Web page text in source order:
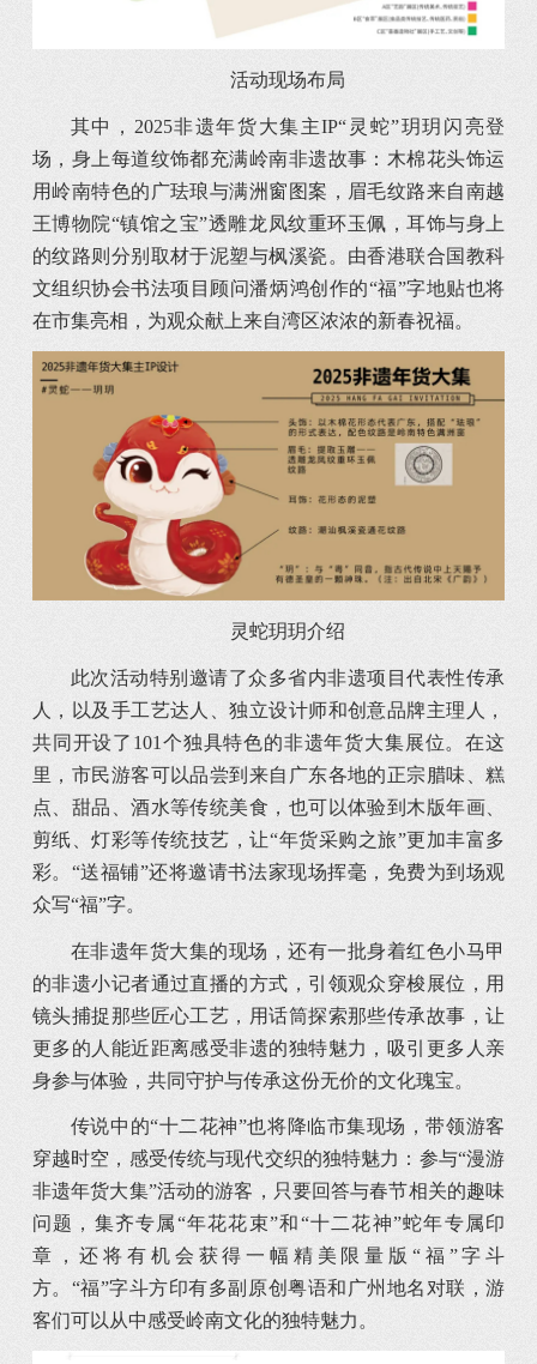
活动现场布局
其中，2025非遗年货大集主IP“灵蛇”玥玥闪亮登
场，身上每道纹饰都充满岭南非遗故事：木棉花头饰运
用岭南特色的广珐琅与满洲窗图案，眉毛纹路来自南越
王博物院“镇馆之宝”透雕龙凤纹重环玉佩，耳饰与身上
的纹路则分别取材于泥塑与枫溪瓷。由香港联合国教科
文组织协会书法项目顾问潘炳鸿创作的“福”字地贴也将
在市集亮相，为观众献上来自湾区浓浓的新春祝福。
灵蛇玥玥介绍
此次活动特别邀请了众多省内非遗项目代表性传承
人，以及手工艺达人、独立设计师和创意品牌主理人，
共同开设了101个独具特色的非遗年货大集展位。在这
里，市民游客可以品尝到来自广东各地的正宗腊味、糕
点、甜品、酒水等传统美食，也可以体验到木版年画、
剪纸、灯彩等传统技艺，让“年货采购之旅”更加丰富多
彩。“送福铺”还将邀请书法家现场挥毫，免费为到场观
众写“福”字。
在非遗年货大集的现场，还有一批身着红色小马甲
的非遗小记者通过直播的方式，引领观众穿梭展位，用
镜头捕捉那些匠心工艺，用话筒探索那些传承故事，让
更多的人能近距离感受非遗的独特魅力，吸引更多人亲
身参与体验，共同守护与传承这份无价的文化瑰宝。
传说中的“十二花神”也将降临市集现场，带领游客
穿越时空，感受传统与现代交织的独特魅力：参与“漫游
非遗年货大集”活动的游客，只要回答与春节相关的趣味
问题，集齐专属“年花花束”和“十二花神”蛇年专属印
章，还将有机会获得一幅精美限量版“福”字斗
方。“福”字斗方印有多副原创粤语和广州地名对联，游
客们可以从中感受岭南文化的独特魅力。